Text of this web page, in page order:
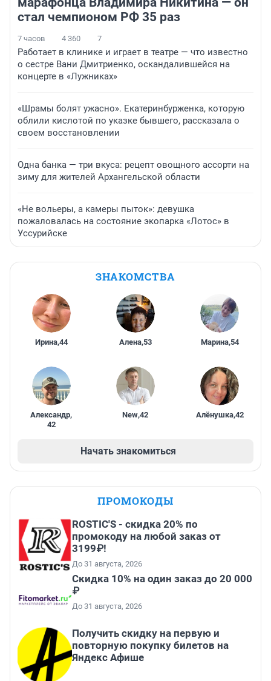
стал чемпионом РФ 35 раз
7 часов 4 360 7
Работает в клинике и играет в театре — что известно
о сестре Вани Дмитриенко, оскандалившейся на
концерте в «Лужниках»
«Шрамы болят ужасно». Екатеринбурженка, которую
облили кислотой по указке бывшего, рассказала о
своем восстановлении
Одна банка — три вкуса: рецепт овощного ассорти на
зиму для жителей Архангельской области
«Не вольеры, а камеры пыток»: девушка
пожаловалась на состояние экопарка «Лотос» в
Уссурийске
ЗНАКОМСТВА
Ирина,44 Алена,53 Марина,54
Александр,
42
New,42 Алёнушка,42
Начать знакомиться
ПРОМОКОДЫ
ROSTIC'S - скидка 20% по
промокоду на любой заказ от
3199₽!
До 31 августа, 2026
Скидка 10% на один заказ до 20 000
₽
До 31 августа, 2026
Получить скидку на первую и
повторную покупку билетов на
Яндекс Афише